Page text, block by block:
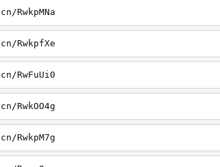
RwkpfXe
RwFuUi0
RwkpM7g